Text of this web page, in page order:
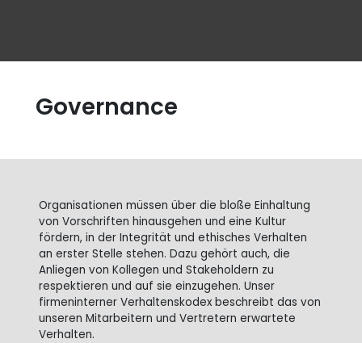
Governance
Organisationen müssen über die bloße Einhaltung
von Vorschriften hinausgehen und eine Kultur
fördern, in der Integrität und ethisches Verhalten
an erster Stelle stehen. Dazu gehört auch, die
Anliegen von Kollegen und Stakeholdern zu
respektieren und auf sie einzugehen. Unser
firmeninterner Verhaltenskodex beschreibt das von
unseren Mitarbeitern und Vertretern erwartete
Verhalten.